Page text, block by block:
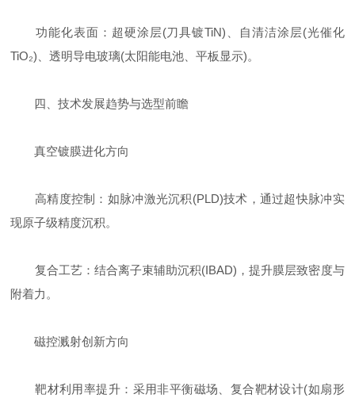
功能化表面：超硬涂层(刀具镀TiN)、自清洁涂层(光催化
TiO₂)、透明导电玻璃(太阳能电池、平板显示)。
四、技术发展趋势与选型前瞻
真空镀膜进化方向
高精度控制：如脉冲激光沉积(PLD)技术，通过超快脉冲实
现原子级精度沉积。
复合工艺：结合离子束辅助沉积(IBAD)，提升膜层致密度与
附着力。
磁控溅射创新方向
靶材利用率提升：采用非平衡磁场、复合靶材设计(如扇形